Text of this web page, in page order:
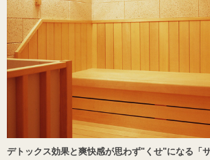
デトックス効果と爽快感が思わず"くせ"になる「サ